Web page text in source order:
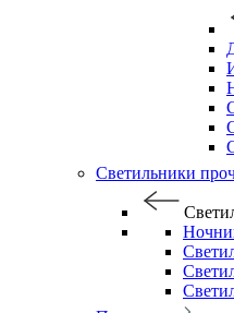
Светильники